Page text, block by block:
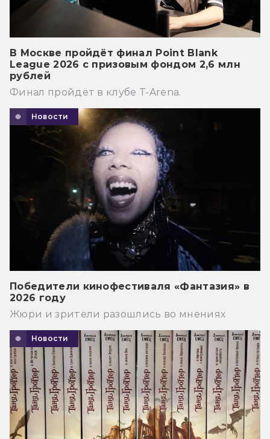
В Москве пройдёт финал Point Blank
League 2026 с призовым фондом 2,6 млн
рублей
Финал пройдёт в клубе T-Arena.
Новости
Победители кинофестиваля «Фантазия» в
2026 году
Жюри и зрители разошлись во мнениях
Новости